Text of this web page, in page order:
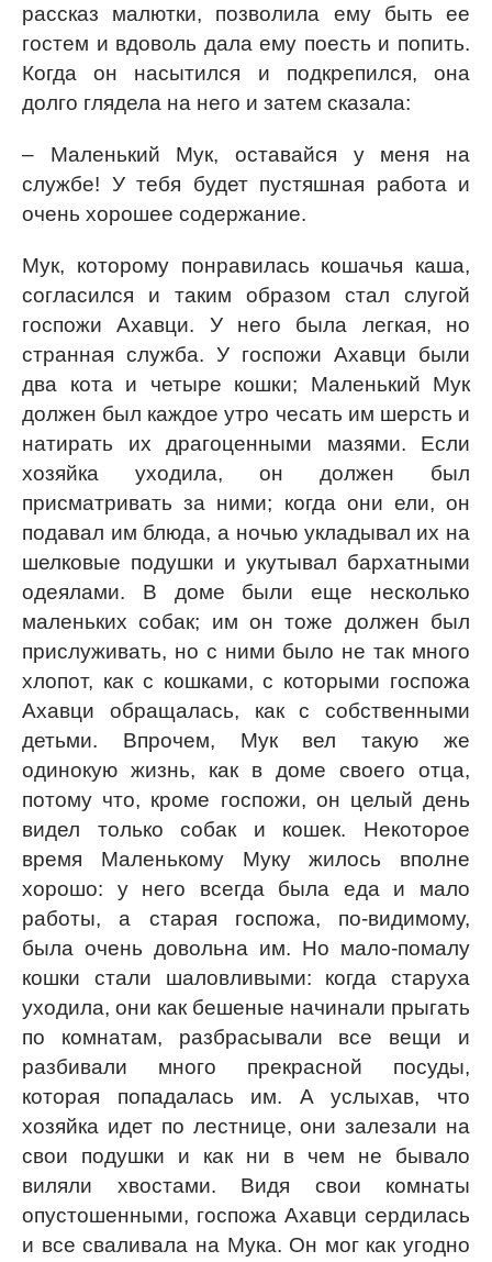
рассказ малютки, позволила ему быть ее
гостем и вдоволь дала ему поесть и попить.
Когда он насытился и подкрепился, она
долго глядела на него и затем сказала:
– Маленький Мук, оставайся у меня на
службе! У тебя будет пустяшная работа и
очень хорошее содержание.
Мук, которому понравилась кошачья каша,
согласился и таким образом стал слугой
госпожи Ахавци. У него была легкая, но
странная служба. У госпожи Ахавци были
два кота и четыре кошки; Маленький Мук
должен был каждое утро чесать им шерсть и
натирать их драгоценными мазями. Если
хозяйка уходила, он должен был
присматривать за ними; когда они ели, он
подавал им блюда, а ночью укладывал их на
шелковые подушки и укутывал бархатными
одеялами. В доме были еще несколько
маленьких собак; им он тоже должен был
прислуживать, но с ними было не так много
хлопот, как с кошками, с которыми госпожа
Ахавци обращалась, как с собственными
детьми. Впрочем, Мук вел такую же
одинокую жизнь, как в доме своего отца,
потому что, кроме госпожи, он целый день
видел только собак и кошек. Некоторое
время Маленькому Муку жилось вполне
хорошо: у него всегда была еда и мало
работы, а старая госпожа, по-видимому,
была очень довольна им. Но мало-помалу
кошки стали шаловливыми: когда старуха
уходила, они как бешеные начинали прыгать
по комнатам, разбрасывали все вещи и
разбивали много прекрасной посуды,
которая попадалась им. А услыхав, что
хозяйка идет по лестнице, они залезали на
свои подушки и как ни в чем не бывало
виляли хвостами. Видя свои комнаты
опустошенными, госпожа Ахавци сердилась
и все сваливала на Мука. Он мог как угодно